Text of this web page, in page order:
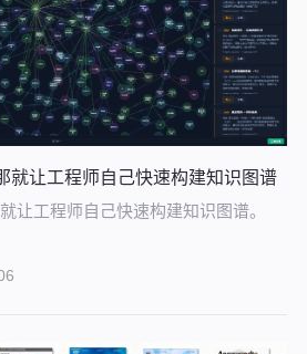
就让工程师自己快速构建知识图谱
让工程师自己快速构建知识图谱。